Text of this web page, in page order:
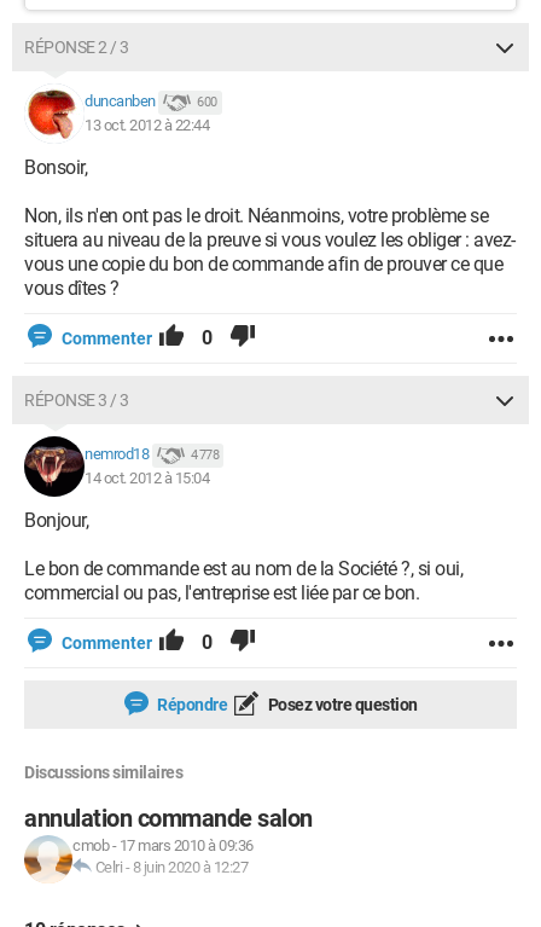
RÉPONSE 2 / 3
duncanben 600
13 oct. 2012 à 22:44
Bonsoir,
Non, ils n'en ont pas le droit. Néanmoins, votre problème se
situera au niveau de la preuve si vous voulez les obliger : avez-
vous une copie du bon de commande afin de prouver ce que
vous dîtes ?
Commenter 0
RÉPONSE 3 / 3
nemrod18 4 778
14 oct. 2012 à 15:04
Bonjour,
Le bon de commande est au nom de la Société ?, si oui,
commercial ou pas, l'entreprise est liée par ce bon.
Commenter 0
Répondre Posez votre question
Discussions similaires
annulation commande salon
cmob- 17 mars 2010 à 09:36
Celri - 8 juin 2020 à 12:27